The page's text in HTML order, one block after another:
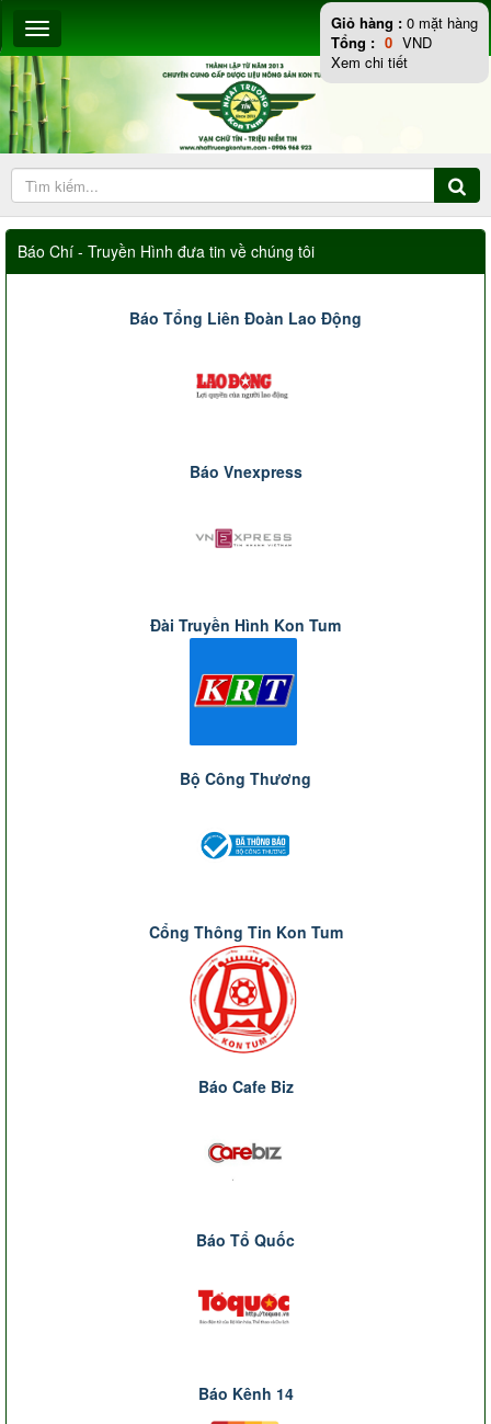
Báo Chí - Truyền Hình đưa tin về chúng tôi
Báo Tổng Liên Đoàn Lao Động
Báo Vnexpress
Đài Truyền Hình Kon Tum
Bộ Công Thương
Cổng Thông Tin Kon Tum
Báo Cafe Biz
Báo Tổ Quốc
Báo Kênh 14
Giỏ hàng : 0 mặt hàng
Tổng : 0 VND
Xem chi tiết